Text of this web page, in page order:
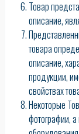
Товар
описание,
товара
описание,
продукции,
свойствах
Некоторые
фотографии, а